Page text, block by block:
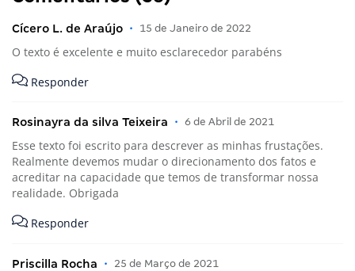
Cícero L. de Araújo • 15 de Janeiro de 2022
O texto é excelente e muito esclarecedor parabéns
Responder
Rosinayra da silva Teixeira • 6 de Abril de 2021
Esse texto foi escrito para descrever as minhas frustações.
Realmente devemos mudar o direcionamento dos fatos e
acreditar na capacidade que temos de transformar nossa
realidade. Obrigada
Responder
Priscilla Rocha • 25 de Março de 2021